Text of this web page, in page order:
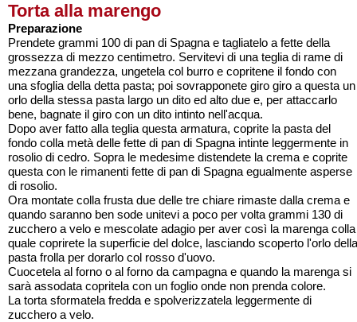
Torta alla marengo
Preparazione
Prendete grammi 100 di pan di Spagna e tagliatelo a fette della
grossezza di mezzo centimetro. Servitevi di una teglia di rame di
mezzana grandezza, ungetela col burro e copritene il fondo con
una sfoglia della detta pasta; poi sovrapponete giro giro a questa un
orlo della stessa pasta largo un dito ed alto due e, per attaccarlo
bene, bagnate il giro con un dito intinto nell'acqua.
Dopo aver fatto alla teglia questa armatura, coprite la pasta del
fondo colla metà delle fette di pan di Spagna intinte leggermente in
rosolio di cedro. Sopra le medesime distendete la crema e coprite
questa con le rimanenti fette di pan di Spagna egualmente asperse
di rosolio.
Ora montate colla frusta due delle tre chiare rimaste dalla crema e
quando saranno ben sode unitevi a poco per volta grammi 130 di
zucchero a velo e mescolate adagio per aver così la marenga colla
quale coprirete la superficie del dolce, lasciando scoperto l'orlo della
pasta frolla per dorarlo col rosso d'uovo.
Cuocetela al forno o al forno da campagna e quando la marenga si
sarà assodata copritela con un foglio onde non prenda colore.
La torta sformatela fredda e spolverizzatela leggermente di
zucchero a velo.